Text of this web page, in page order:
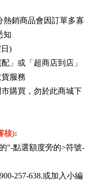
銷商品會因訂單多寡
知
)
」或「超商店到店」
服務
購買，勿於此商城下
核):
"-點選額度旁的>符號-
257-638.或加入小編